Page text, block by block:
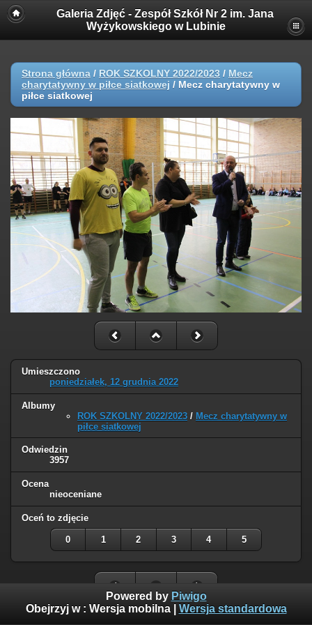
Galeria Zdjęć - Zespół Szkół Nr 2 im. Jana
Wyżykowskiego w Lubinie
Strona główna / ROK SZKOLNY 2022/2023 / Mecz
charytatywny w piłce siatkowej / Mecz charytatywny w
piłce siatkowej
Umieszczono
poniedziałek, 12 grudnia 2022
Albumy
ROK SZKOLNY 2022/2023 / Mecz charytatywny w
piłce siatkowej
Odwiedzin
3957
Ocena
nieoceniane
Oceń to zdjęcie
0 1 2 3 4 5
Powered by Piwigo
Obejrzyj w : Wersja mobilna| Wersja standardowa